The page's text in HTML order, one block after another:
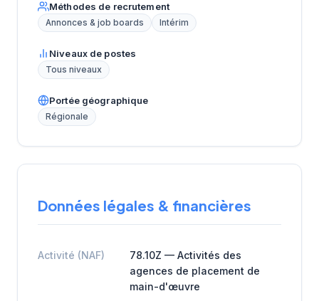
Méthodes de recrutement
Annonces & job boards Intérim
Niveaux de postes
Tous niveaux
Portée géographique
Régionale
Données légales & financières
Activité (NAF)
78.10Z — Activités des
agences de placement de
main-d'œuvre